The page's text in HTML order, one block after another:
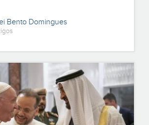
Bento Domingues